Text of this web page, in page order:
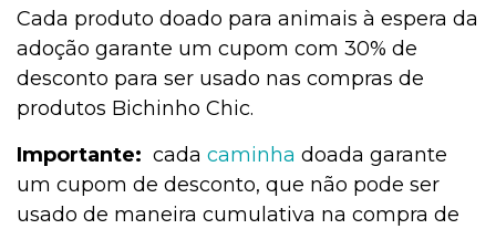
Cada produto doado para animais à espera da
adoção garante um cupom com 30% de
desconto para ser usado nas compras de
produtos Bichinho Chic.
Importante: cada caminha doada garante
um cupom de desconto, que não pode ser
usado de maneira cumulativa na compra de